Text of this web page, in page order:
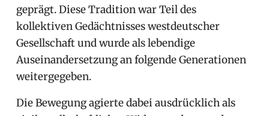
geprägt. Diese Tradition war Teil des
kollektiven Gedächtnisses westdeutscher
Gesellschaft und wurde als lebendige
Auseinandersetzung an folgende Generationen
weitergegeben.
Die Bewegung agierte dabei ausdrücklich als